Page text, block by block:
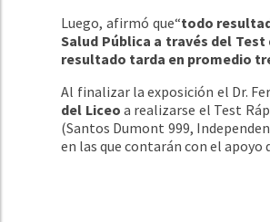
Luego, afirmó que“todo
Salud Pública a través del
resultado tarda en promedio
Al finalizar la exposición el Dr.
del Liceo a realizarse el Test
(Santos Dumont 999,
en las que contarán con el apoyo